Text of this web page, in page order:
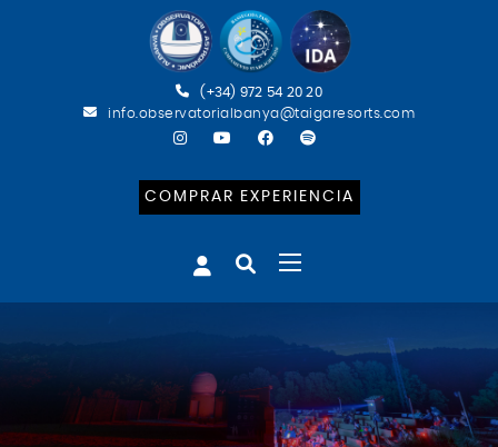
(+34) 972 54 20 20
info.observatorialbanya@taigaresorts.com
COMPRAR EXPERIENCIA